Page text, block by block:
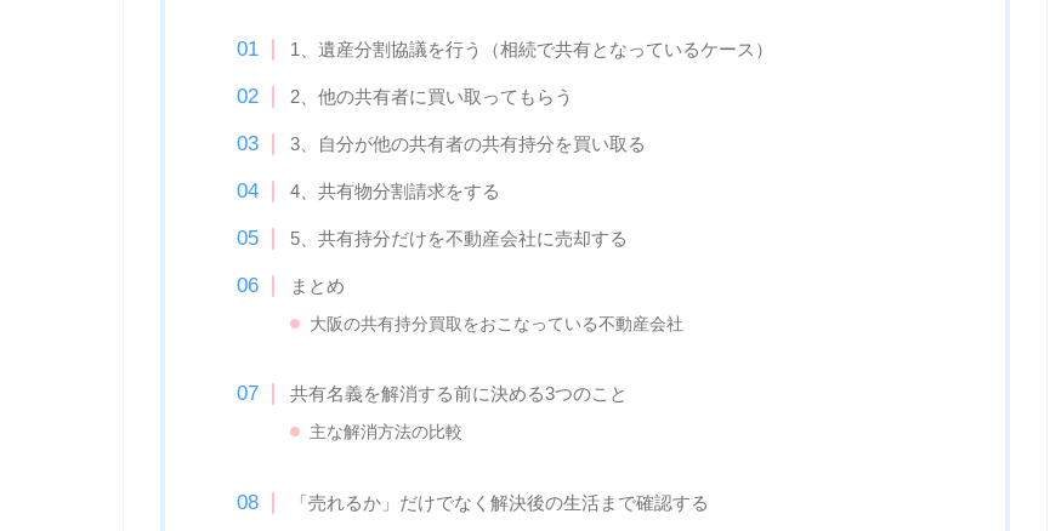
1、遺産分割協議を行う（相続で共有となっているケース）
2、他の共有者に買い取ってもらう
3、自分が他の共有者の共有持分を買い取る
4、共有物分割請求をする
5、共有持分だけを不動産会社に売却する
まとめ
大阪の共有持分買取をおこなっている不動産会社
共有名義を解消する前に決める3つのこと
主な解消方法の比較
「売れるか」だけでなく解決後の生活まで確認する